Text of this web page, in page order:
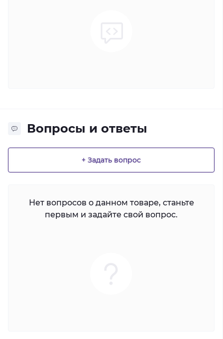
Вопросы и ответы
+ Задать вопрос
Нет вопросов о данном товаре, станьте
первым и задайте свой вопрос.